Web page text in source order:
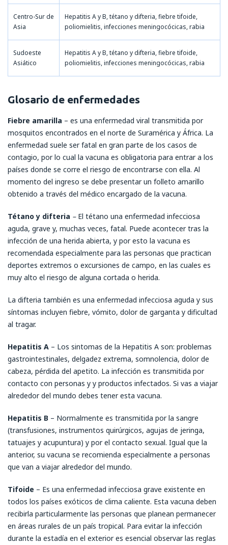
Centro-Sur de
Asia
Hepatitis A y B, tétano y difteria, fiebre tifoide,
poliomielitis, infecciones meningocócicas, rabia
Sudoeste
Asiático
Hepatitis A y B, tétano y difteria, fiebre tifoide,
poliomielitis, infecciones meningocócicas, rabia
Glosario de enfermedades
Fiebre amarilla – es una enfermedad viral transmitida por
mosquitos encontrados en el norte de Suramérica y África. La
enfermedad suele ser fatal en gran parte de los casos de
contagio, por lo cual la vacuna es obligatoria para entrar a los
países donde se corre el riesgo de encontrarse con ella. Al
momento del ingreso se debe presentar un folleto amarillo
obtenido a través del médico encargado de la vacuna.
Tétano y difteria –El tétano una enfermedad infecciosa
aguda, grave y, muchas veces, fatal. Puede acontecer tras la
infección de una herida abierta, y por esto la vacuna es
recomendada especialmente para las personas que practican
deportes extremos o excursiones de campo, en las cuales es
muy alto el riesgo de alguna cortada o herida.
La difteria también es una enfermedad infecciosa aguda y sus
síntomas incluyen fiebre, vómito, dolor de garganta y dificultad
al tragar.
Hepatitis A – Los sintomas de la Hepatitis A son: problemas
gastrointestinales, delgadez extrema, somnolencia, dolor de
cabeza, pérdida del apetito. La infección es transmitida por
contacto con personas y y productos infectados. Si vas a viajar
alrededor del mundo debes tener esta vacuna.
Hepatitis B – Normalmente es transmitida por la sangre
(transfusiones, instrumentos quirúrgicos, agujas de jeringa,
tatuajes y acupuntura) y por el contacto sexual. Igual que la
anterior, su vacuna se recomienda especialmente a personas
que van a viajar alrededor del mundo.
Tifoide – Es una enfermedad infecciosa grave existente en
todos los países exóticos de clima caliente. Esta vacuna deben
recibirla particularmente las personas que planean permanecer
en áreas rurales de un país tropical. Para evitar la infección
durante la estadía en el exterior es esencial observar las reglas